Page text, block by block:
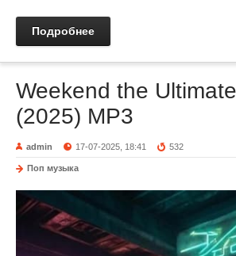
Подробнее
Weekend the
(2025) MP3
admin 17-07-2025, 18:41 532
Поп музыка